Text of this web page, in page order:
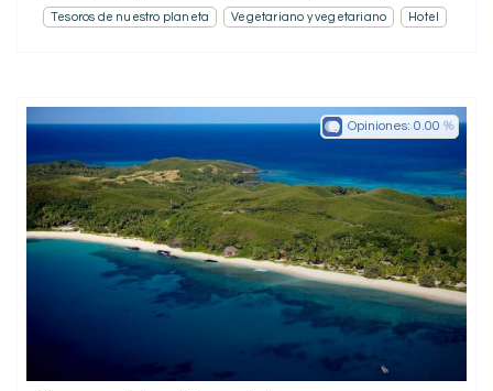
Tesoros de nuestro planeta Vegetariano y vegetariano Hotel
Opiniones: 0.00